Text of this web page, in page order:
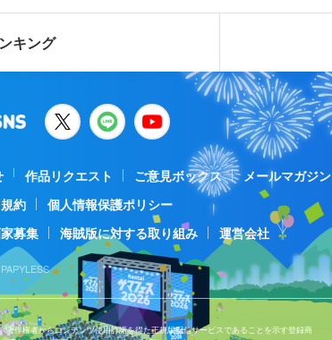
キング
作品リクエスト ご意見ボックス
メールマガジン
約
個人情報保護ポリシー
募集 海賊版に対する取り組み 運営会社
作権者からコンテンツ使用許諾を得た正規版配信サービスであることを示す登録商